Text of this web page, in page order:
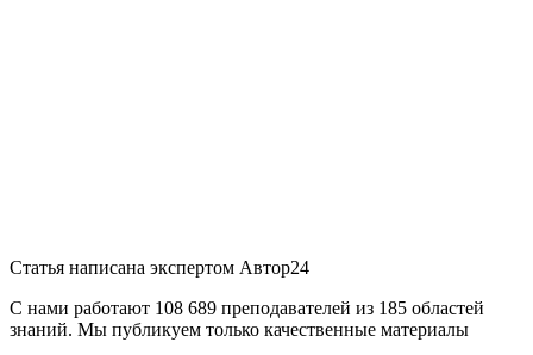
Статья написана экспертом Автор24
С нами работают 108 689 преподавателей из 185 областей
знаний. Мы публикуем только качественные материалы